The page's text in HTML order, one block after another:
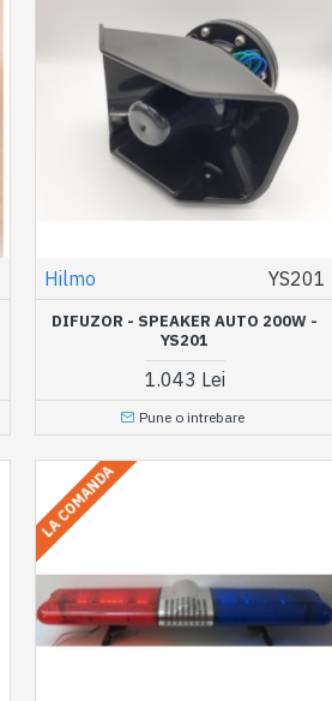
Hilmo YS201
DIFUZOR - SPEAKER AUTO 200W -
YS201
1.043 Lei
Pune o intrebare
LA COMANDA